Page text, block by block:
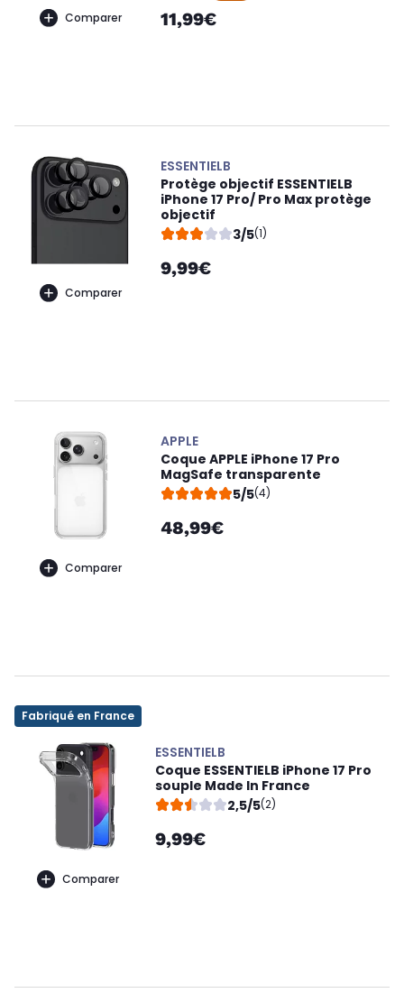
Comparer 11,99€
Comparer
ESSENTIELB
Protège objectif ESSENTIELB
iPhone 17 Pro/ Pro Max protège
objectif
3/5(1)
9,99€
Comparer
APPLE
Coque APPLE iPhone 17 Pro
MagSafe transparente
5/5(4)
48,99€
Fabriqué en France
Comparer
ESSENTIELB
Coque ESSENTIELB iPhone 17 Pro
souple Made In France
2,5/5(2)
9,99€